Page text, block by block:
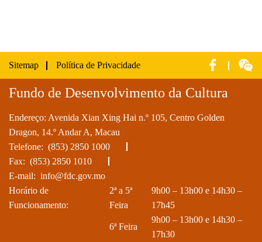
Sitemap Política de Privacidade
Fundo de Desenvolvimento da Cultura
Endereço: Avenida Xian Xing Hai n.º 105, Centro Golden
Dragon, 14.º Andar A, Macau
Telefone: (853) 2850 1000
Fax: (853) 2850 1010
E-mail: info@fdc.gov.mo
Horário de
Funcionamento:
2ª a 5ª
Feira
9h00 – 13h00 e 14h30 –
17h45
6ª Feira
9h00 – 13h00 e 14h30 –
17h30